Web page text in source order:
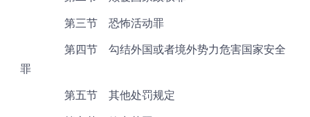
第三节 恐怖活动罪
第四节 勾结外国或者境外势力危害国家安全
罪
第五节 其他处罚规定